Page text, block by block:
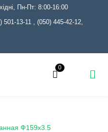
Пн-Пт: 8:00-16:00
501-13-11 , (050) 445-42-12,
0
Ф159х3.5